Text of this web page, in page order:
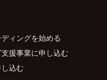
ィングを始める
援事業に申し込む
込む